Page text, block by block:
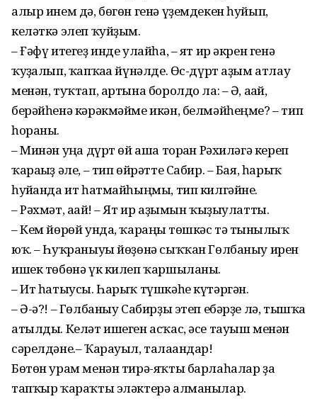
алыр инем дә, бөгөн генә үҙемдекен һуйып,
келәткә элеп ҡуйҙым.
– Ғәфү итегеҙ инде улайһа, – ят ир әкрен генә
ҡуҙғалып, ҡапҡаға йүнәлде. Өс-дүрт аҙым атлау
менән, туҡтап, артына боролдо ла: – Ә, ағай,
берәйһенә кәрәкмәйме икән, белмәйһеңме? – тип
һораны.
– Минән уңға дүрт өй аша торған Рәхиләгә кереп
ҡара­ғыҙ әле, – тип өйрәтте Сабир. – Бая, һарыҡ
һуйғанда ит һатмайһыңмы, тип килгәйне.
– Рәхмәт, ағай! – Ят ир аҙымын ҡыҙыулатты.
– Кем йөрөй унда, ҡараңғы төшкәс тә тынғылыҡ
юҡ. – Һуҡраныуы йөҙөнә сыҡҡан Гөлбаныу ирен
ишек төбөнә үк килеп ҡаршыланы.
– Ит һатыусы. Һарыҡ түш­кәһе күтәргән.
– Ә-ә?! – Гөлбаныу Сабирҙы этеп ебәрҙе лә, тышҡа
атылды. Келәт ишеген асҡас, әсе тауыш менән
сәрелдәне.– Ҡарауыл, талағандар!
Бөтөн урам менән тирә-яҡты барлаһалар ҙа
тапҡыр ҡараҡ­ты эләктерә алманылар.